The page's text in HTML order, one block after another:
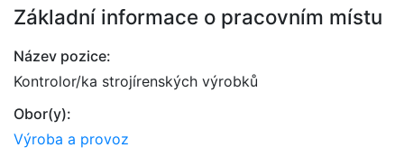
Základní informace o pracovním místu
Název pozice:
Kontrolor/ka strojírenských výrobků
Obor(y):
Výroba a provoz